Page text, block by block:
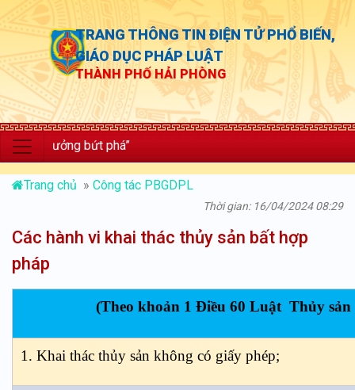
TRANG THÔNG TIN ĐIỆN TỬ PHỔ BIẾN,
GIÁO DỤC PHÁP LUẬT
THÀNH PHỐ HẢI PHÒNG
bứt phá”
Trang chủ » Công tác PBGDPL
Thời gian: 16/04/2024 08:29
Các hành vi khai thác thủy sản bất hợp
pháp
(Theo khoản 1 Điều 60 Luật Thủy sản
1. Khai thác thủy sản không có giấy phép;